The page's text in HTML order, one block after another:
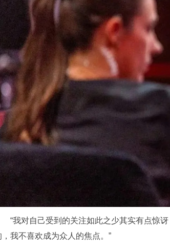
“我对自己受到的关注如此之少其实有点惊
，我不喜欢成为众人的焦点。”